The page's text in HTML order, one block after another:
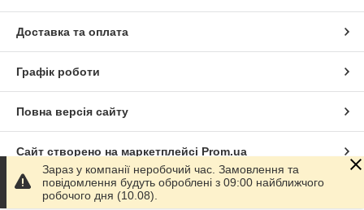
Доставка та оплата
Графік роботи
Повна версія сайту
Сайт створено на маркетплейсі Prom.ua
Політика конфіденційності
Зараз у компанії неробочий час. Замовлення та
повідомлення будуть оброблені з 09:00 найближчого
робочого дня (10.08).